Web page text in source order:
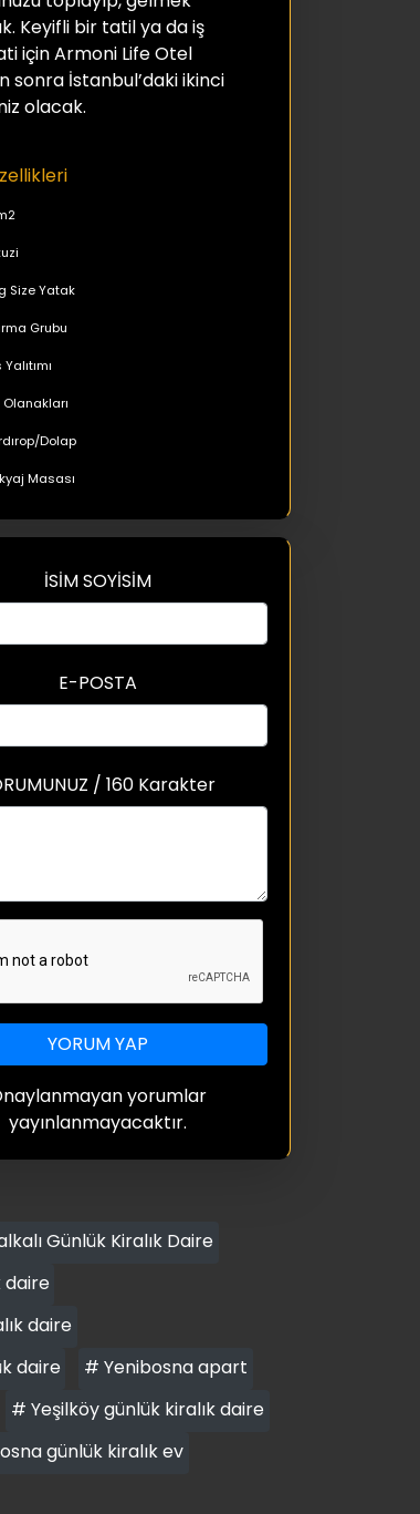
Keyifli bir tatil ya da iş
için Armoni Life Otel
sonra İstanbul’daki ikinci
olacak.
Size Yatak
Grubu
Olanakları
Dolap
Masası
İSİM SOYİSİM
E-POSTA
/ 160 Karakter
YORUM YAP
yorumlar
yayınlanmayacaktır.
Günlük Kiralık Daire
daire
daire
daire
# Yenibosna apart
# Yeşilköy günlük kiralık daire
günlük kiralık ev